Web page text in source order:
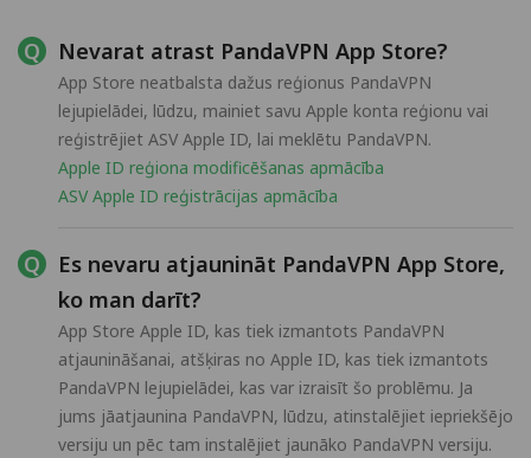
Nevarat atrast PandaVPN App Store?
App Store neatbalsta dažus reģionus PandaVPN
lejupielādei, lūdzu, mainiet savu Apple konta reģionu vai
reģistrējiet ASV Apple ID, lai meklētu PandaVPN.
Apple ID reģiona modificēšanas apmācība
ASV Apple ID reģistrācijas apmācība
Es nevaru atjaunināt PandaVPN App Store,
ko man darīt?
App Store Apple ID, kas tiek izmantots PandaVPN
atjaunināšanai, atšķiras no Apple ID, kas tiek izmantots
PandaVPN lejupielādei, kas var izraisīt šo problēmu. Ja
jums jāatjaunina PandaVPN, lūdzu, atinstalējiet iepriekšējo
versiju un pēc tam instalējiet jaunāko PandaVPN versiju.